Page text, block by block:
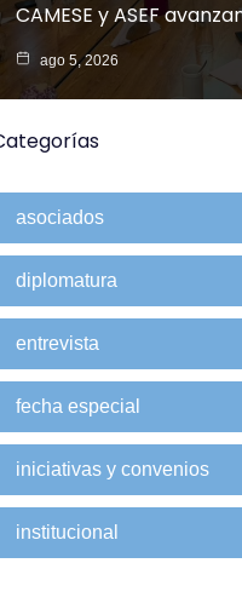
CAMESE y ASEF
ago 5, 2026
asociados
diplomatura
entrevista
fecha especial
iniciativas y convenios
institucional